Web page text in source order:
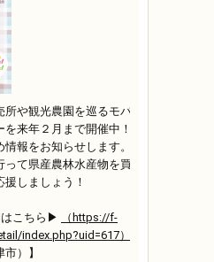
所や観光農園を巡るモバ
来年２月まで開催中！
報をお知らせします。
って県産農林水産物を買
しましょう！
こちら▶
（https://f-
index.php?uid=617）
）】